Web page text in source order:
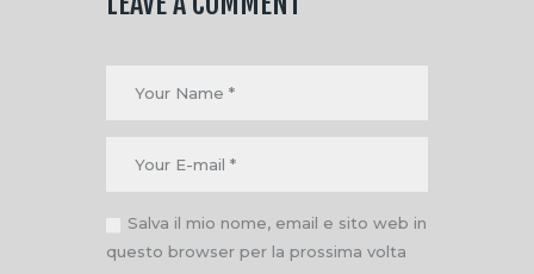
Salva il mio nome, email e sito web in
questo browser per la prossima volta